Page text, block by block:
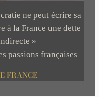
ne peut écrire sa
à la France une dette
»
passions françaises
FRANCE